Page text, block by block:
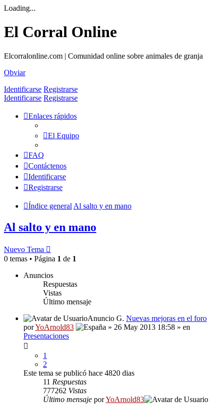
Loading...
El Corral Online
Elcorralonline.com | Comunidad online sobre animales de granja
Obviar
Identificarse Registrarse
Identificarse Registrarse
Enlaces rápidos
El Equipo
FAQ
Contáctenos
Identificarse
Registrarse
Índice general Al salto y en mano
Al salto y en mano
Nuevo Tema
0 temas • Página 1 de 1
Anuncios
Respuestas
Vistas
Último mensaje
Anuncio G. Nuevas mejoras en el foro
porYoArnold83
» 26 May 2013 18:58 » en
Presentaciones
1
2
Este tema se publicó hace 4820 dias
11 Respuestas
777262 Vistas
Último mensaje porYoArnold83